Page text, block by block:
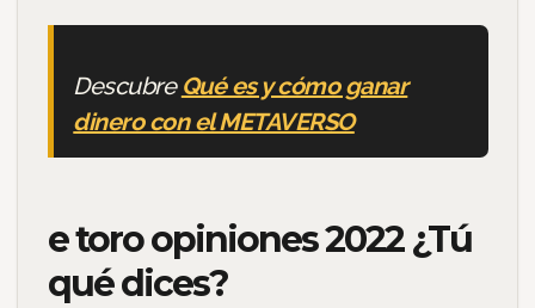
Descubre Qué es y cómo ganar
dinero con el METAVERSO
e toro opiniones 2022 ¿Tú
qué dices?